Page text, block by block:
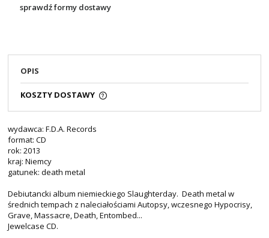
sprawdź formy dostawy
OPIS
KOSZTY DOSTAWY
wydawca: F.D.A. Records
format: CD
rok: 2013
kraj: Niemcy
gatunek: death metal
Debiutancki album niemieckiego Slaughterday. Death metal w
średnich tempach z naleciałościami Autopsy, wczesnego Hypocrisy,
Grave, Massacre, Death, Entombed...
Jewelcase CD.